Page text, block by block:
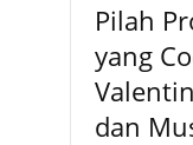
Pilah
yang
dan